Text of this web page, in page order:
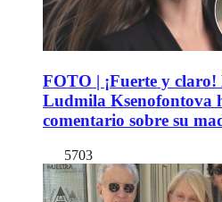
FOTO | ¡Fuerte y
Ludmila Ksenofontova
comentario sobre su
5703